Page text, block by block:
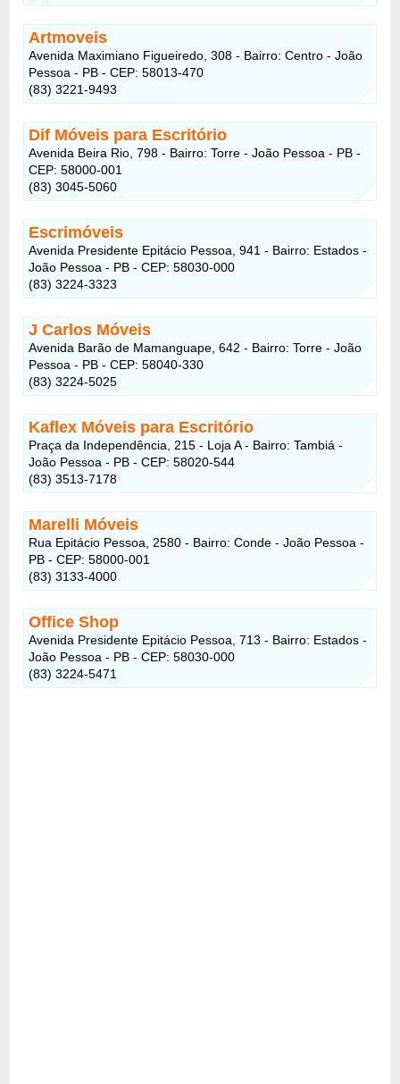
Artmoveis
Avenida Maximiano Figueiredo, 308 - Bairro: Centro - João
Pessoa - PB - CEP: 58013-470
(83) 3221-9493
Dif Móveis para Escritório
Avenida Beira Rio, 798 - Bairro: Torre - João Pessoa - PB -
CEP: 58000-001
(83) 3045-5060
Escrimóveis
Avenida Presidente Epitácio Pessoa, 941 - Bairro: Estados -
João Pessoa - PB - CEP: 58030-000
(83) 3224-3323
J Carlos Móveis
Avenida Barão de Mamanguape, 642 - Bairro: Torre - João
Pessoa - PB - CEP: 58040-330
(83) 3224-5025
Kaflex Móveis para Escritório
Praça da Independência, 215 - Loja A - Bairro: Tambiá -
João Pessoa - PB - CEP: 58020-544
(83) 3513-7178
Marelli Móveis
Rua Epitácio Pessoa, 2580 - Bairro: Conde - João Pessoa -
PB - CEP: 58000-001
(83) 3133-4000
Office Shop
Avenida Presidente Epitácio Pessoa, 713 - Bairro: Estados -
João Pessoa - PB - CEP: 58030-000
(83) 3224-5471